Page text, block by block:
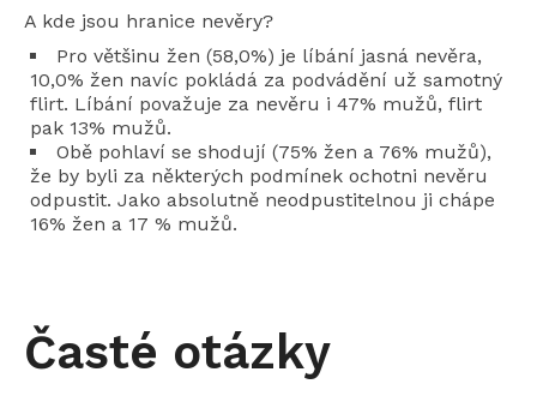
A kde jsou hranice nevěry?
Pro většinu žen (58,0%) je líbání jasná nevěra,
10,0% žen navíc pokládá za podvádění už samotný
flirt. Líbání považuje za nevěru i 47% mužů, flirt
pak 13% mužů.
Obě pohlaví se shodují (75% žen a 76% mužů),
že by byli za některých podmínek ochotni nevěru
odpustit. Jako absolutně neodpustitelnou ji chápe
16% žen a 17 % mužů.
Časté otázky